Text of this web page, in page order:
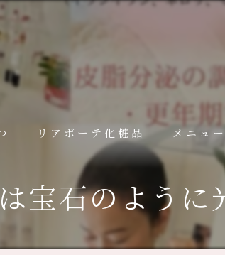
リアボーテ化粧品 メニュー
宝石のよう